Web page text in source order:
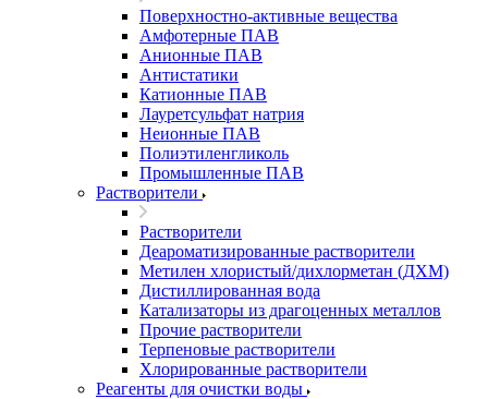
Поверхностно-активные вещества
Амфотерные ПАВ
Анионные ПАВ
Антистатики
Катионные ПАВ
Лауретсульфат натрия
Неионные ПАВ
Полиэтиленгликоль
Промышленные ПАВ
Растворители
Растворители
Деароматизированные растворители
Метилен хлористый/дихлорметан (ДХМ)
Дистиллированная вода
Катализаторы из драгоценных металлов
Прочие растворители
Терпеновые растворители
Хлорированные растворители
Реагенты для очистки воды